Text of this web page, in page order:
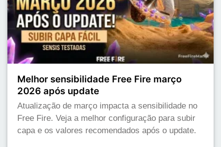
Melhor sensibilidade Free Fire março
2026 após update
Atualização de março impacta a sensibilidade no
Free Fire. Veja a melhor configuração para subir
capa e os valores recomendados após o update.